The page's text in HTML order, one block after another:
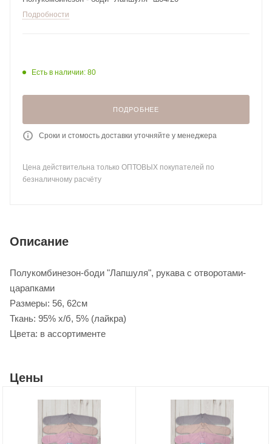
Подробности
Есть в наличии: 80
ПОДРОБНЕЕ
Сроки и стомость доставки уточняйте у менеджера
Цена действительна только ОПТОВЫХ покупателей по
безналичному расчёту
Описание
Полукомбинезон-боди "Лапшуля", рукава с отворотами-
царапками
Размеры: 56, 62см
Ткань: 95% х/б, 5% (лайкра)
Цвета: в ассортименте
Цены